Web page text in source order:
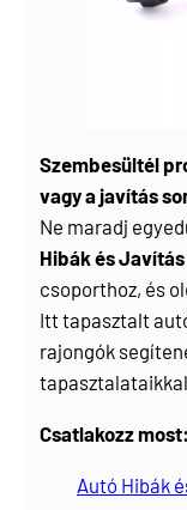
Szembesültél
vagy a javítás
Ne maradj
Hibák és
csoporthoz, és
Itt tapasztalt
rajongók
Csatlakozz most:
Autó Hibák